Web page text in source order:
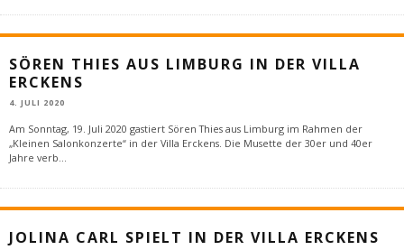
SÖREN THIES AUS LIMBURG IN DER VILLA
ERCKENS
4. JULI 2020
Am Sonntag, 19. Juli 2020 gastiert Sören Thies aus Limburg im Rahmen der
„Kleinen Salonkonzerte“ in der Villa Erckens. Die Musette der 30er und 40er
Jahre verb
JOLINA CARL SPIELT IN DER VILLA ERCKENS